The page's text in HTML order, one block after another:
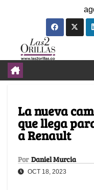
La nueva
que llega
a Renault
Por Daniel Murcia
OCT 18, 2023